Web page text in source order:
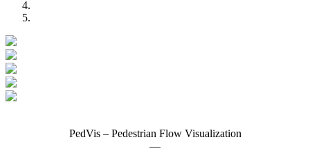
PedVis – Pedestrian Flow Visualization
—